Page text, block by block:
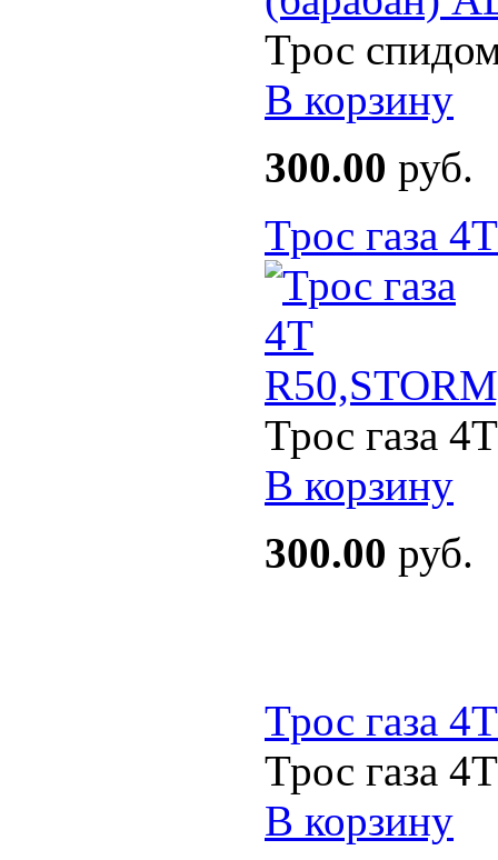
Трос
В корзину
300.00 руб.
Трос газа
Трос газа
В корзину
300.00 руб.
Трос газа
Трос газа
В корзину